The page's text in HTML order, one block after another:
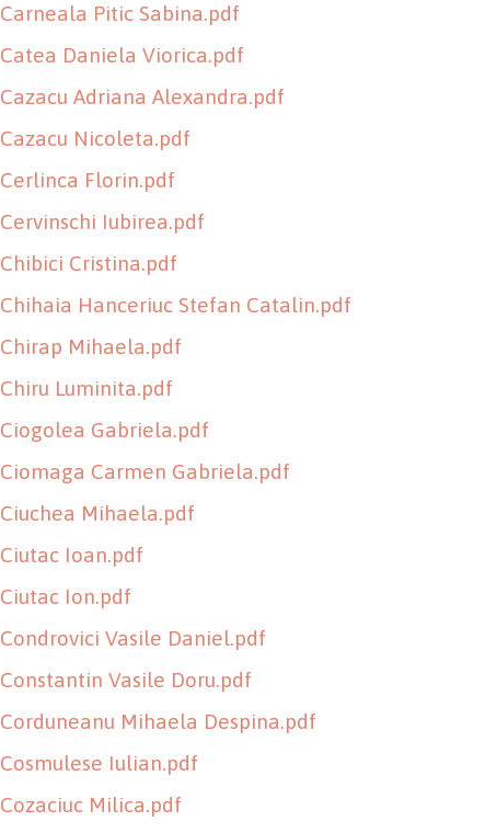
Carneala Pitic Sabina.pdf
Catea Daniela Viorica.pdf
Cazacu Adriana Alexandra.pdf
Cazacu Nicoleta.pdf
Cerlinca Florin.pdf
Cervinschi Iubirea.pdf
Chibici Cristina.pdf
Chihaia Hanceriuc Stefan Catalin.pdf
Chirap Mihaela.pdf
Chiru Luminita.pdf
Ciogolea Gabriela.pdf
Ciomaga Carmen Gabriela.pdf
Ciuchea Mihaela.pdf
Ciutac Ioan.pdf
Ciutac Ion.pdf
Condrovici Vasile Daniel.pdf
Constantin Vasile Doru.pdf
Corduneanu Mihaela Despina.pdf
Cosmulese Iulian.pdf
Cozaciuc Milica.pdf